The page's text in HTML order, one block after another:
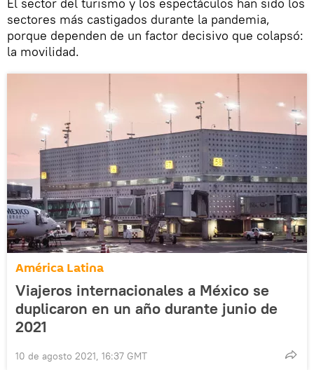
sectores más castigados durante la pandemia,
porque dependen de un factor decisivo que colapsó:
la movilidad.
América Latina
Viajeros internacionales a México se
duplicaron en un año durante junio de
2021
10 de agosto 2021, 16:37 GMT